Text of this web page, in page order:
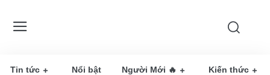
Tin tức Nổi bật Người Mới 🔥 Kiến thức